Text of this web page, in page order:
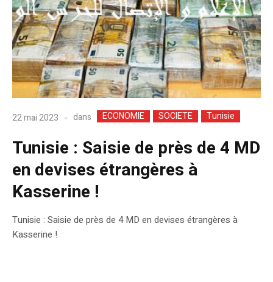
22 mai 2023 dans ECONOMIE SOCIETE Tunisie
Tunisie : Saisie de près de 4 MD
en devises étrangères à
Kasserine !
Tunisie : Saisie de près de 4 MD en devises étrangères à
Kasserine !